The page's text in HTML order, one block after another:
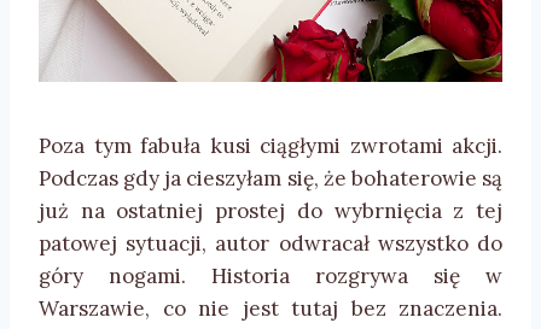
Poza tym fabuła kusi ciągłymi zwrotami akcji.
Podczas gdy ja cieszyłam się, że bohaterowie są
już na ostatniej prostej do wybrnięcia z tej
patowej sytuacji, autor odwracał wszystko do
góry nogami. Historia rozgrywa się w
Warszawie, co nie jest tutaj bez znaczenia.